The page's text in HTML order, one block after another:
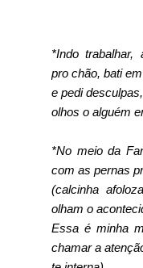
*Indo trabalhar,
pro chão, bati
e pedi
olhos o alguém
*No meio da
com as pernas
(calcinha
olham o
Essa é minha
chamar a